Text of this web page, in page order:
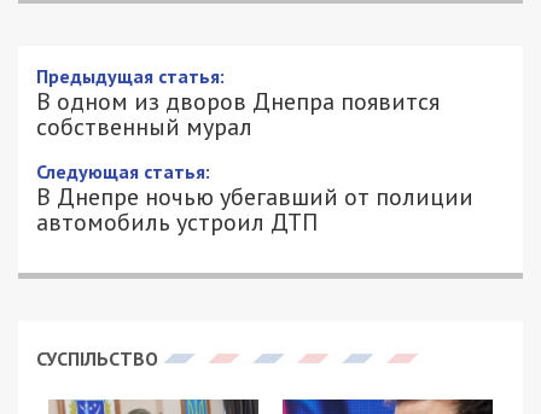
Предыдущая статья:
В одном из дворов Днепра появится
собственный мурал
Следующая статья:
В Днепре ночью убегавший от полиции
автомобиль устроил ДТП
СУСПІЛЬСТВО